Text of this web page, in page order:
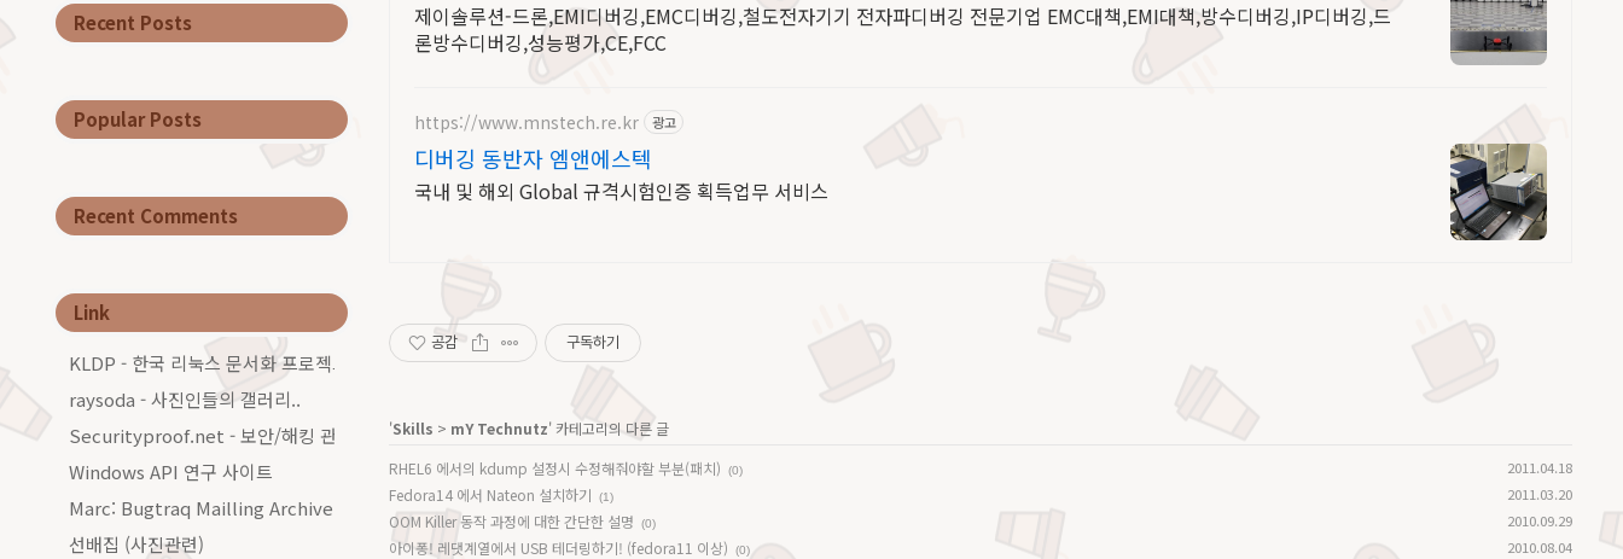
Recent Posts
Popular Posts
Recent Comments
Link
KLDP - 한국 리눅스 문서화 프로젝트그룹
raysoda - 사진인들의 갤러리..
Securityproof.net - 보안/해킹 관련 커…
Windows API 연구 사이트
Marc: Bugtraq Mailling Archive…
선배집 (사진관련)
제이솔루션-드론,EMI디버깅,EMC디버깅,철도전자기기 전자파디버깅 전문기업 EMC대책,EMI대책,방수디버깅,IP디버깅,드
론방수디버깅,성능평가,CE,FCC
https://www.mnstech.re.kr 광고
디버깅 동반자 엠앤에스텍
국내 및 해외 Global 규격시험인증 획득업무 서비스
공감 구독하기
'Skills > mY Technutz' 카테고리의 다른 글
RHEL6 에서의 kdump 설정시 수정해줘야할 부분(패치)
(0) 2011.04.18
Fedora14 에서 Nateon 설치하기 (1) 2011.03.20
OOM Killer 동작 과정에 대한 간단한 설명 (0) 2010.09.29
아이퐁! 레댓계열에서 USB 테더링하기! (fedora11 이상) (0) 2010.08.04